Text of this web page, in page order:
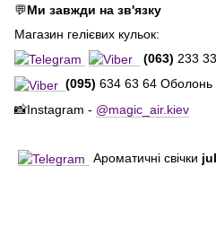
💬Ми завжди на зв'язку
Магазин гелієвих кульок:
(063) 233
(095) 634 63 64 Оболонь
📸Instagram - @magic_air.kiev
Ароматичні свічки